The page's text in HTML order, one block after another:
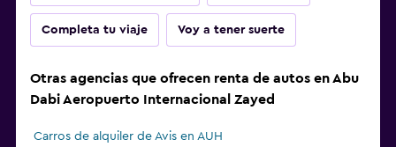
Completa tu viaje Voy a tener suerte
Otras agencias que ofrecen renta de autos en Abu
Dabi Aeropuerto Internacional Zayed
Carros de alquiler de Avis en AUH